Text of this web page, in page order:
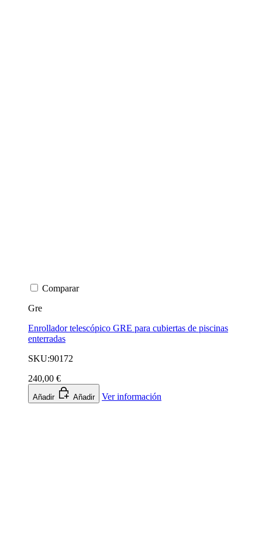
Comparar
Gre
Enrollador telescópico GRE para cubiertas de piscinas
enterradas
SKU:90172
240,00 €
Añadir Añadir Ver información